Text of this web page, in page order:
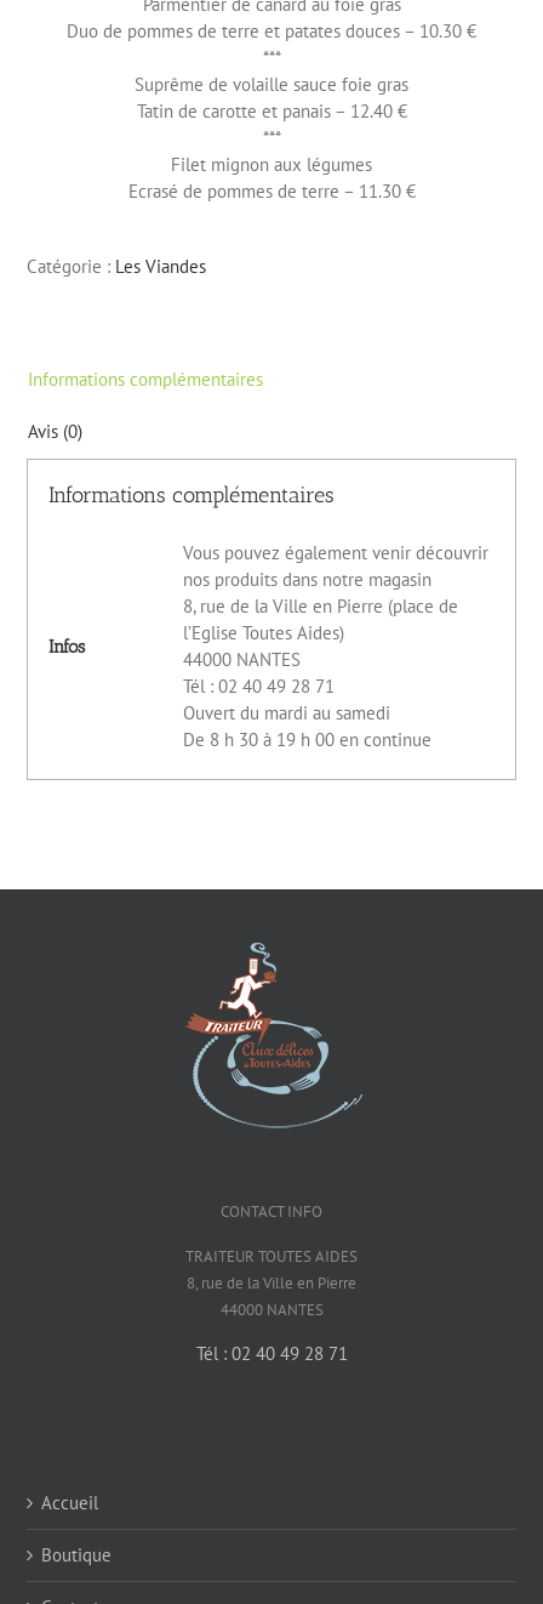
Duo de pommes de terre et patates douces – 10.30 €
***
Suprême de volaille sauce foie gras
Tatin de carotte et panais – 12.40 €
***
Filet mignon aux légumes
Ecrasé de pommes de terre – 11.30 €
Catégorie : Les Viandes
Informations complémentaires
Avis (0)
Informations complémentaires
Infos
Vous pouvez également venir découvrir
nos produits dans notre magasin
8, rue de la Ville en Pierre (place de
l’Eglise Toutes Aides)
44000 NANTES
Tél : 02 40 49 28 71
Ouvert du mardi au samedi
De 8 h 30 à 19 h 00 en continue
CONTACT INFO
TRAITEUR TOUTES AIDES
8, rue de la Ville en Pierre
44000 NANTES
Tél : 02 40 49 28 71
Accueil
Boutique